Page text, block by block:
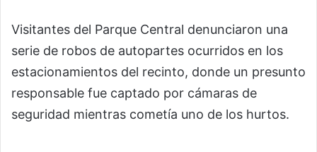
Visitantes del Parque Central denunciaron una
serie de robos de autopartes ocurridos en los
estacionamientos del recinto, donde un presunto
responsable fue captado por cámaras de
seguridad mientras cometía uno de los hurtos.